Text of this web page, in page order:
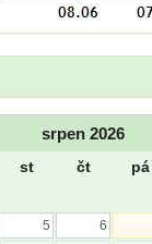
srpen 2026
st čt pá
5 6